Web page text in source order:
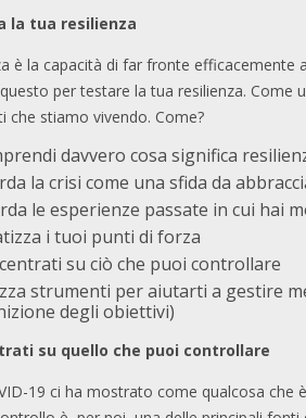
la tua resilienza
è la capacità di far fronte
per testare la tua resilienza.
che stiamo vivendo. Come?
davvero cosa significa
la crisi come una sfida da
le esperienze passate in cui hai
i tuoi punti di forza
su ciò che puoi controllare
strumenti per aiutarti a gestire
degli obiettivi)
su quello che puoi controllare
19 ci ha mostrato come qualcosa